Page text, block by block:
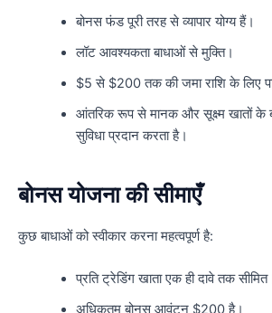
बोनस फंड पूरी तरह से व्यापार योग्य हैं।
लॉट आवश्यकता बाधाओं से मुक्ति।
$5 से $200 तक की जमा राशि के लिए
आंतरिक रूप से मानक और सूक्ष्म खातों के
सुविधा प्रदान करता है।
बोनस योजना की सीमाएँ
कुछ बाधाओं को स्वीकार करना महत्वपूर्ण है:
प्रति ट्रेडिंग खाता एक ही दावे तक
अधिकतम बोनस आवंटन $200 है।